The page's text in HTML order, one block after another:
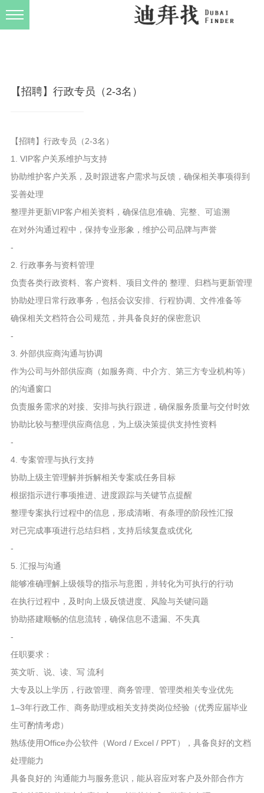
【招聘】行政专员（2-3名）
【招聘】行政专员（2-3名）
1. VIP客户关系维护与支持
协助维护客户关系，及时跟进客户需求与反馈，确保相关事项得到
妥善处理
整理并更新VIP客户相关资料，确保信息准确、完整、可追溯
在对外沟通过程中，保持专业形象，维护公司品牌与声誉
-
2. 行政事务与资料管理
负责各类行政资料、客户资料、项目文件的 整理、归档与更新管理
协助处理日常行政事务，包括会议安排、行程协调、文件准备等
确保相关文档符合公司规范，并具备良好的保密意识
-
3. 外部供应商沟通与协调
作为公司与外部供应商（如服务商、中介方、第三方专业机构等）
的沟通窗口
负责服务需求的对接、安排与执行跟进，确保服务质量与交付时效
协助比较与整理供应商信息，为上级决策提供支持性资料
-
4. 专案管理与执行支持
协助上级主管理解并拆解相关专案或任务目标
根据指示进行事项推进、进度跟踪与关键节点提醒
整理专案执行过程中的信息，形成清晰、有条理的阶段性汇报
对已完成事项进行总结归档，支持后续复盘或优化
-
5. 汇报与沟通
能够准确理解上级领导的指示与意图，并转化为可执行的行动
在执行过程中，及时向上级反馈进度、风险与关键问题
协助搭建顺畅的信息流转，确保信息不遗漏、不失真
-
任职要求：
英文听、说、读、写 流利
大专及以上学历，行政管理、商务管理、管理类相关专业优先
1–3年行政工作、商务助理或相关支持类岗位经验（优秀应届毕业
生可酌情考虑）
熟练使用Office办公软件（Word / Excel / PPT），具备良好的文档
处理能力
具备良好的 沟通能力与服务意识，能从容应对客户及外部合作方